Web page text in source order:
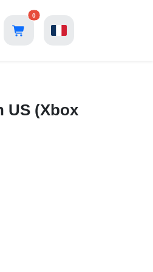
0
US (Xbox